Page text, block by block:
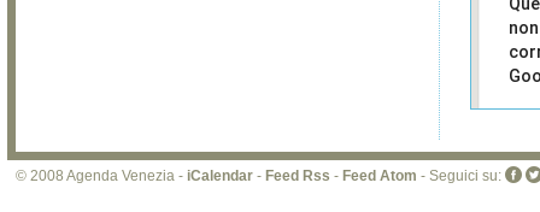
di
sito
© 2008 Agenda Venezia - iCalendar - Feed Rss - Feed Atom - Seguici su: